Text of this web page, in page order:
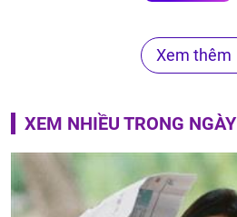
Xem thêm
XEM NHIỀU TRONG NGÀY